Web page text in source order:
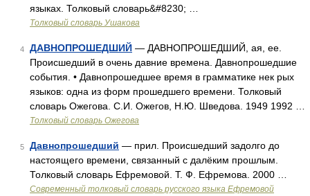
языках. Толковый словарь&#8230; …
Толковый словарь Ушакова
4 ДАВНОПРОШЕДШИЙ — ДАВНОПРОШЕДШИЙ, ая, ее.
Происшедший в очень давние времена. Давнопрошедшие
события. • Давнопрошедшее время в грамматике нек рых
языков: одна из форм прошедшего времени. Толковый
словарь Ожегова. С.И. Ожегов, Н.Ю. Шведова. 1949 1992 …
Толковый словарь Ожегова
5 Давнопрошедший — прил. Происшедший задолго до
настоящего времени, связанный с далёким прошлым.
Толковый словарь Ефремовой. Т. Ф. Ефремова. 2000 …
Современный толковый словарь русского языка Ефремовой